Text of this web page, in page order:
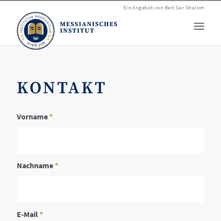
Ein Angebot von Beit Sar Shalom
KONTAKT
Vorname*
Nachname*
E-Mail*